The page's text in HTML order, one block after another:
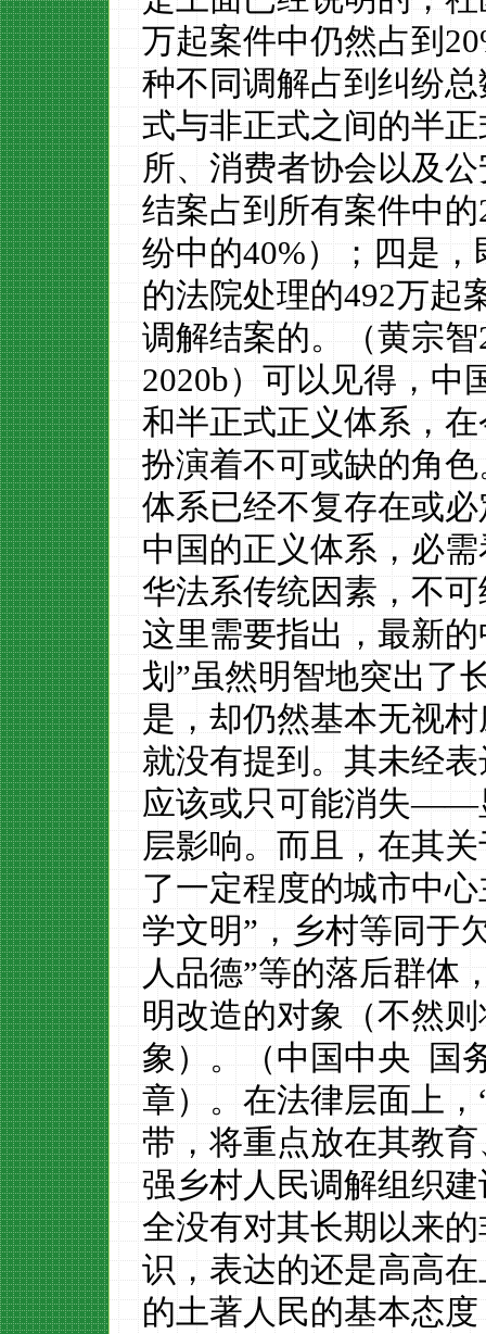
万起案件中仍然占到2
种不同调解占到纠纷
式与非正式之间的半正
所、消费者协会以及
结案占到所有案件中的
纷中的40%）；四是，
的法院处理的492万起
调解结案的。（黄宗智
2020b）可以见得，中
和半正式正义体系，
扮演着不可或缺的角
体系已经不复存在或
中国的正义体系，必需
华法系传统因素，不
这里需要指出，最新
划”虽然明智地突出了
是，却仍然基本无视
就没有提到。其未经
应该或只可能消失——
层影响。而且，在其
了一定程度的城市中
学文明”，乡村等同于
人品德”等的落后群体
明改造的对象（不然
象）。（中国中央 国
章）。在法律层面上，
带，将重点放在其教
强乡村人民调解组织
全没有对其长期以来
识，表达的还是高高
的土著人民的基本态